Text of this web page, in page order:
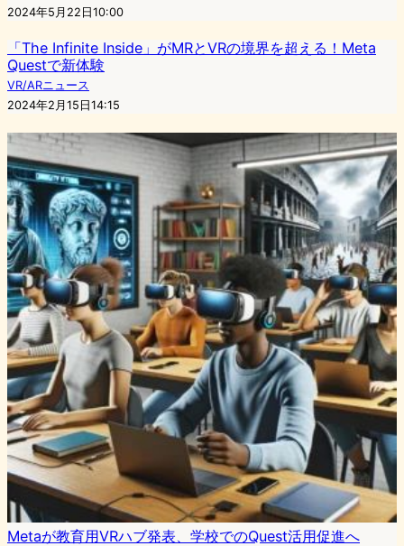
2024年5月22日10:00
「The Infinite Inside」がMRとVRの境界を超える！Meta
Questで新体験
VR/ARニュース
2024年2月15日14:15
Metaが教育用VRハブ発表、学校でのQuest活用促進へ